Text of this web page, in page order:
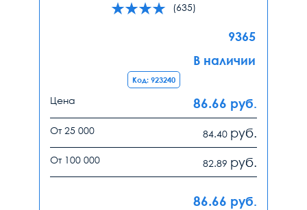
(635)
9365
В наличии
Код: 923240
Цена 86.66 руб.
От 25 000 84.40 руб.
От 100 000 82.89 руб.
86.66 руб.